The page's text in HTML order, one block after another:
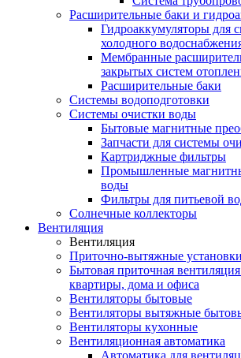
Расширительные баки и
Гидроаккумуляторы для
холодного
Мембранные
закрытых систем
Расширительные баки
Системы водоподготовки
Системы очистки воды
Бытовые магнитные
Запчасти для системы
Картриджные фильтры
Промышленные
воды
Фильтры для питьевой
Солнечные коллекторы
Вентиляция
Вентиляция
Приточно-вытяжные установки
Бытовая приточная
квартиры, дома и офиса
Вентиляторы бытовые
Вентиляторы вытяжные
Вентиляторы кухонные
Вентиляционная автоматика
Автоматика для